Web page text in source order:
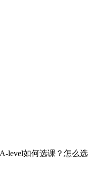
level如何选课？怎么选